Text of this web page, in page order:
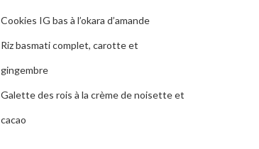
Cookies IG bas à l’okara d’amande
Riz basmati complet, carotte et
gingembre
Galette des rois à la crème de noisette et
cacao